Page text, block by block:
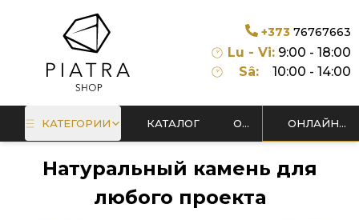
+373 76767663
Lu - Vi: 9:00 - 18:00
Sâ:
10:00 - 14:00
КАТЕГОРИИ КАТАЛОГ О ОНЛАЙН
Натуральный камень для
любого проекта